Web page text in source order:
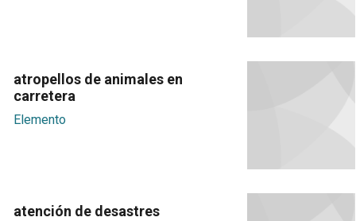
atropellos de animales en
carretera
Elemento
atención de desastres